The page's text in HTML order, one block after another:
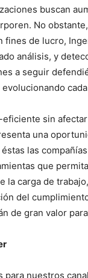
buscan
No
fines de lucro,
análisis, y
a seguir
sin
una
las
que
la carga de
del
de gran valor
para nuestros